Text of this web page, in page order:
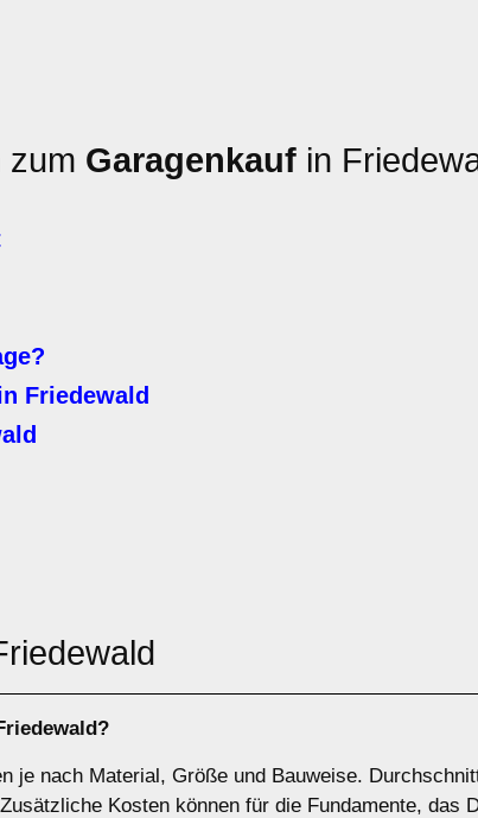
zum Garagenkauf in
Friedewald
je nach Material, Größe und Bauweise.
Kosten können für die Fundamente, das